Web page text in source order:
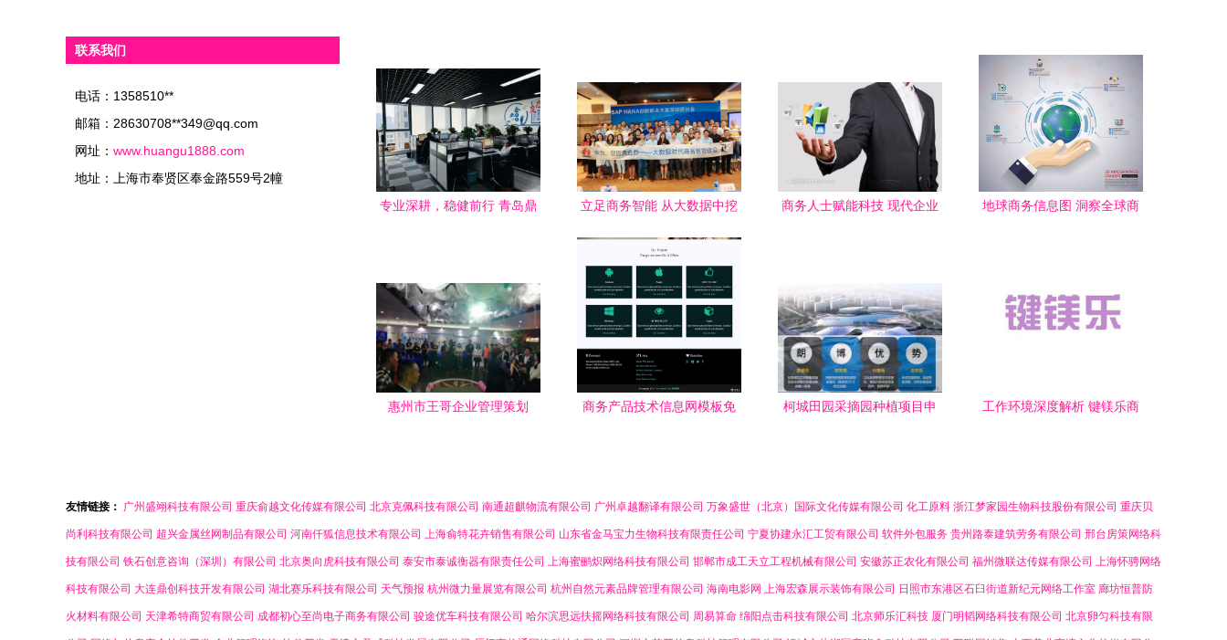
联系我们
电话：1358510**
邮箱：28630708**349@qq.com
网址： www.huangu1888.com
地址：上海市奉贤区奉金路559号2幢
专业深耕，稳健前行 青岛鼎
立足商务智能 从大数据中挖
创新解决方案（深圳）研讨
会商务信息咨询
商务人士赋能科技 现代企业
地球商务信息图 洞察全球商
惠州市王哥企业管理策划
商务产品技术信息网模板免
柯城田园采摘园种植项目申
工作环境深度解析 键镁乐商
友情链接： 广州盛翊科技有限公司 重庆俞越文化传媒有限公司 北京克佩科技有限公司 南通超麒物流有限公司 广州卓越翻译有限公司 万象盛世（北京）国际文化传媒有限公司 化工原料 浙江梦家园生物科技股份有限公司 重庆贝
尚利科技有限公司 超兴金属丝网制品有限公司 河南仟狐信息技术有限公司 上海俞特花卉销售有限公司 山东省金马宝力生物科技有限责任公司 宁夏协建永汇工贸有限公司 软件外包服务 贵州路泰建筑劳务有限公司 邢台房策网络科
技有限公司 铁石创意咨询（深圳）有限公司 北京奥向虎科技有限公司 泰安市泰诚衡器有限责任公司 上海蜜鹂炽网络科技有限公司 邯郸市成工天立工程机械有限公司 安徽苏正农化有限公司 福州微联达传媒有限公司 上海怀骋网络
科技有限公司 大连鼎创科技开发有限公司 湖北赛乐科技有限公司 天气预报 杭州微力量展览有限公司 杭州自然元素品牌管理有限公司 海南电影网 上海宏森展示装饰有限公司 日照市东港区石臼街道新纪元网络工作室 廊坊恒普防
火材料有限公司 天津希特商贸有限公司 成都初心至尚电子商务有限公司 骏途优车科技有限公司 哈尔滨思远扶摇网络科技有限公司 周易算命 绵阳点击科技有限公司 北京师乐汇科技 厦门明韬网络科技有限公司 北京卵匀科技有限